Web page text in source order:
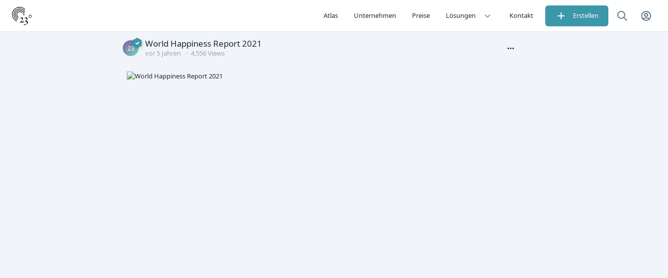
Atlas Unternehmen Preise Lösungen Kontakt Erstellen
23 World Happiness Report 2021
vor 5 Jahren 4,556 Views